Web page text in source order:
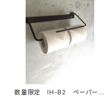
数量限定 IH-B2 ペーパーホ